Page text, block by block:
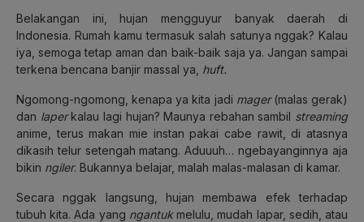
Belakangan ini, hujan mengguyur banyak daerah di
Indonesia. Rumah kamu termasuk salah satunya nggak? Kalau
iya, semoga tetap aman dan baik-baik saja ya. Jangan sampai
terkena bencana banjir massal ya, huft.
Ngomong-ngomong, kenapa ya kita jadi mager(malas gerak)
dan laperkalau lagi hujan? Maunya rebahan sambil streaming
anime, terus makan mie instan pakai cabe rawit, di atasnya
dikasih telur setengah matang. Aduuuh… ngebayanginnya aja
bikin ngiler. Bukannya belajar, malah malas-malasan di kamar.
Secara nggak langsung, hujan membawa efek terhadap
tubuh kita. Ada yang ngantukmelulu, mudah lapar, sedih, atau